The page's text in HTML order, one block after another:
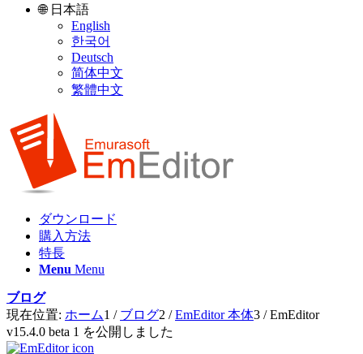
🌐 日本語
English
한국어
Deutsch
简体中文
繁體中文
ダウンロード
購入方法
特長
Menu Menu
ブログ
現在位置: ホーム1 / ブログ2 / EmEditor 本体3 / EmEditor
v15.4.0 beta 1 を公開しました